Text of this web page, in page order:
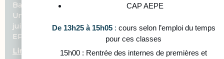
Bac de rugby pour les terminales de spécialité EPPCS
Une épreuve finale sportive et collective Le vendredi 6
juin, nos élèves de terminale qui suivent la spécialité
EPPCS ont passé
Lire la suite
CAP AEPE
De 13h25 à 15h05: cours selon l’emploi du temps
pour ces classes
15h00 : Rentrée des internes de premières et